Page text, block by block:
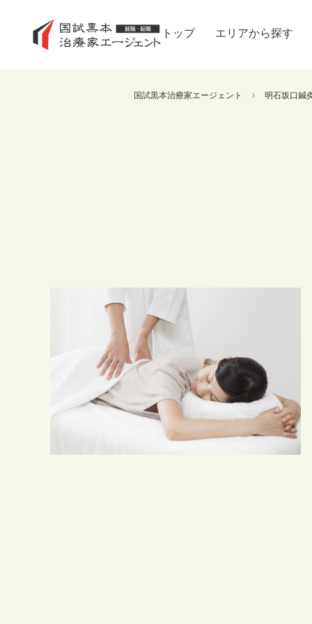
トップ エリアから探す
国試黒本治療家エージェント 明石坂口鍼